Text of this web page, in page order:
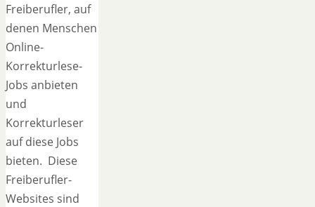
Freiberufler, auf
denen Menschen
Online-
Korrekturlese-
Jobs anbieten
und
Korrekturleser
auf diese Jobs
bieten. Diese
Freiberufler-
Websites sind